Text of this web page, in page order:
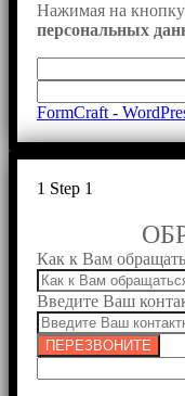
Нажимая на кнопку
персональных
FormCraft -
1 Step 1
Как к Вам
Введите Ваш
ПЕРЕЗВОНИТЕ